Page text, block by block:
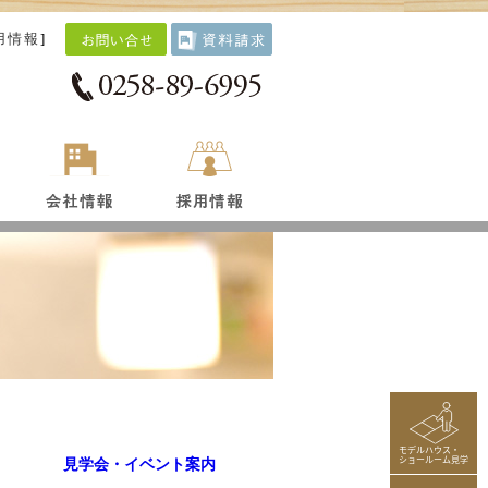
情報 ]
モデルハウス・
ショールーム見学
見学会・イベント案内